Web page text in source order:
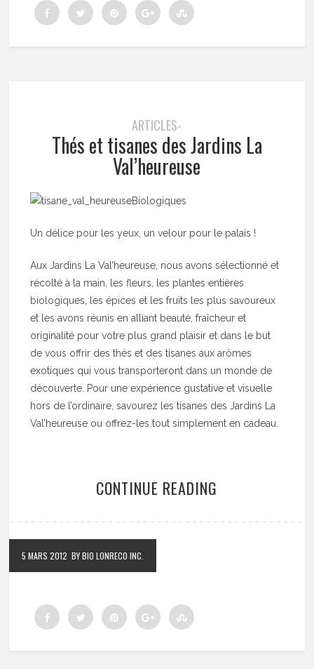
ARTICLES-
Thés et tisanes des Jardins La
Val’heureuse
Biologiques
Un délice pour les yeux, un velour pour le palais !
Aux Jardins La Val’heureuse, nous avons sélectionné et
récolté à la main, les fleurs, les plantes entières
biologiques, les épices et les fruits les plus savoureux
et les avons réunis en alliant beauté, fraîcheur et
originalité pour votre plus grand plaisir et dans le but
de vous offrir des thés et des tisanes aux arômes
exotiques qui vous transporteront dans un monde de
découverte. Pour une expérience gustative et visuelle
hors de l’ordinaire, savourez les tisanes des Jardins La
Val’heureuse ou offrez-les tout simplement en cadeau.
CONTINUE READING
5 MARS 2012 BY BIO LONRECO INC.